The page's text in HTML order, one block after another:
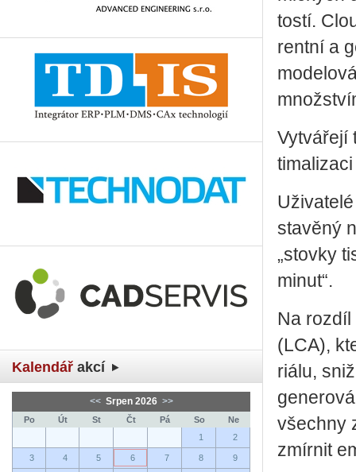
Kalendář akcí
<< Srpen 2026 >>
Po Út St Čt Pá So
Ne
1
2
3 4 5 6 7 8 9
tos­tí.
rent­ní a
Vy­tvá­ře­jí
sta­vě­ný
„stov­ky
minut“.
Na
(LCA),
ri­á­lu,
všech­ny
zmír­nit